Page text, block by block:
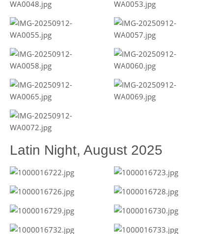
Latin Night, August 2025